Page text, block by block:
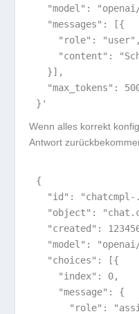
"model":
  "messages": [{
    "role": "user",
"content":
  }],
"max_tokens":
}'
Wenn alles korrekt
Antwort
{
"id": "chatcmpl-
"object":
"created":
"model":
  "choices": [{
    "index": 0,
    "message": {
"role":